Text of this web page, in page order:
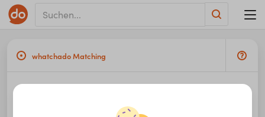
whatchado Matching